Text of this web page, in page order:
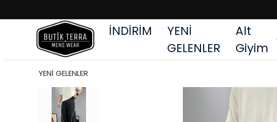
İNDİRİM
YENİ
GELENLER
Alt
Giyim
YENİ GELENLER